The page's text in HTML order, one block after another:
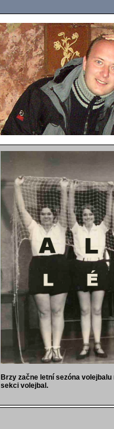
Brzy začne letní sezóna
sekci volejbal.